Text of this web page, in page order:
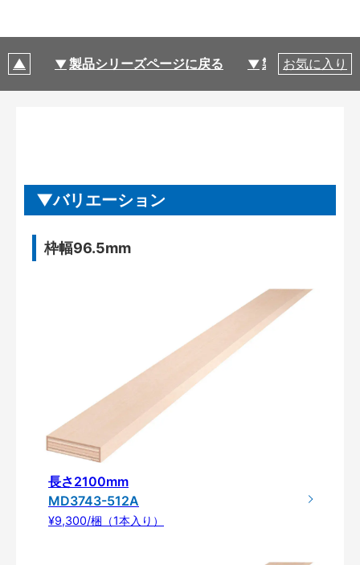
製品シリーズページに戻る 製品仕様
お気に入り
バリエーション
枠幅96.5mm
長さ2100mm
MD3743-512A
¥9,300/梱（1本入り）